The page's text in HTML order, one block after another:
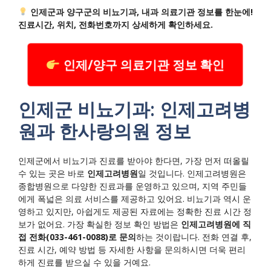
인제군과 양구군의 비뇨기과, 내과 의료기관 정보를 한눈에!
진료시간, 위치, 전화번호까지 상세하게 확인하세요.
인제/양구 의료기관 정보 확인
인제군 비뇨기과: 인제고려병
원과 한사랑의원 정보
인제군에서 비뇨기과 진료를 받아야 한다면, 가장 먼저 떠올릴
수 있는 곳은 바로 인제고려병원일 것입니다. 인제고려병원은
종합병원으로 다양한 진료과를 운영하고 있으며, 지역 주민들
에게 폭넓은 의료 서비스를 제공하고 있어요. 비뇨기과 역시 운
영하고 있지만, 아쉽게도 제공된 자료에는 정확한 진료 시간 정
보가 없어요. 가장 확실한 정보 확인 방법은 인제고려병원에 직
접 전화(033-461-0088)로 문의하는 것이랍니다. 전화 연결 후,
진료 시간, 예약 방법 등 자세한 사항을 문의하시면 더욱 편리
하게 진료를 받으실 수 있을 거예요.